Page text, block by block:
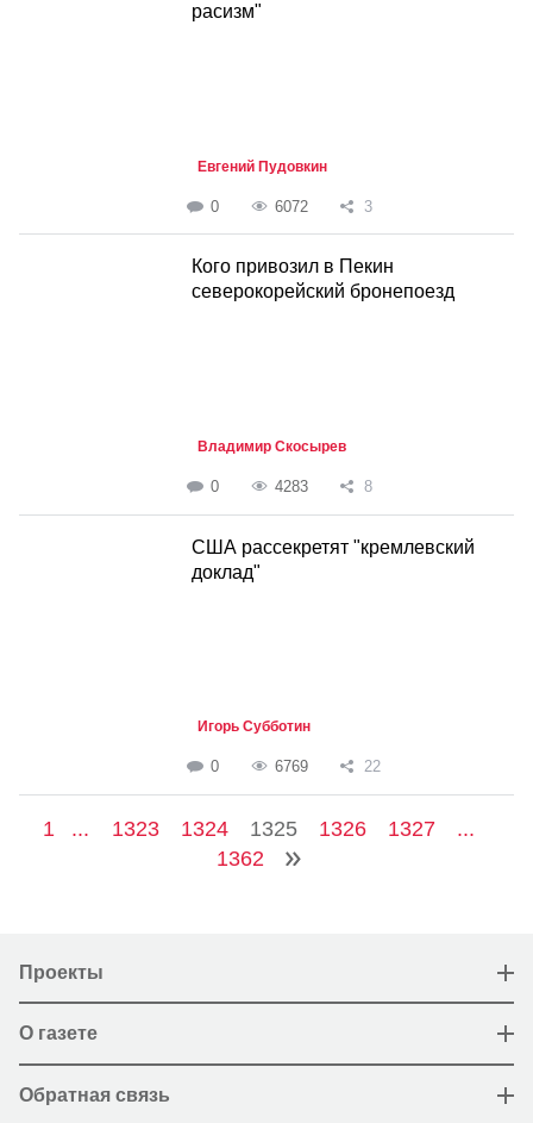
расизм"
Евгений Пудовкин
0 6072 3
Кого привозил в Пекин
северокорейский бронепоезд
Владимир Скосырев
0 4283 8
США рассекретят "кремлевский
доклад"
Игорь Субботин
0 6769 22
1 ... 1323 1324 1325 1326 1327
...
1362
Проекты
О газете
Обратная связь